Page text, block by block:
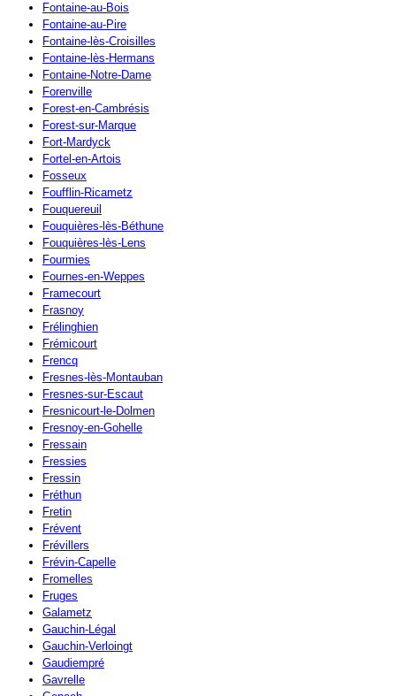
Fontaine-au-Bois
Fontaine-au-Pire
Fontaine-lès-Croisilles
Fontaine-lès-Hermans
Fontaine-Notre-Dame
Forenville
Forest-en-Cambrésis
Forest-sur-Marque
Fort-Mardyck
Fortel-en-Artois
Fosseux
Foufflin-Ricametz
Fouquereuil
Fouquières-lès-Béthune
Fouquières-lès-Lens
Fourmies
Fournes-en-Weppes
Framecourt
Frasnoy
Frélinghien
Frémicourt
Frencq
Fresnes-lès-Montauban
Fresnes-sur-Escaut
Fresnicourt-le-Dolmen
Fresnoy-en-Gohelle
Fressain
Fressies
Fressin
Fréthun
Fretin
Frévent
Frévillers
Frévin-Capelle
Fromelles
Fruges
Galametz
Gauchin-Légal
Gauchin-Verloingt
Gaudiempré
Gavrelle